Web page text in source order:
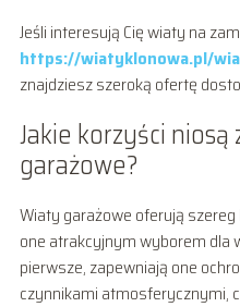
Jeśli interesują Cię wiaty na
https://wiatyklonowa.pl/
znajdziesz szeroką ofertę
Jakie korzyści
garażowe?
Wiaty garażowe oferują
one atrakcyjnym wyborem dla
pierwsze, zapewniają one
czynnikami atmosferycznymi,